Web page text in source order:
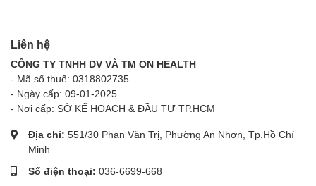
Liên hệ
CÔNG TY TNHH DV VÀ TM ON HEALTH
- Mã số thuế: 0318802735
- Ngày cấp: 09-01-2025
- Nơi cấp: SỞ KẾ HOẠCH & ĐẦU TƯ TP.HCM
Địa chỉ: 551/30 Phan Văn Trị, Phường An Nhơn, Tp.Hồ Chí
Minh
Số điện thoại: 036-6699-668